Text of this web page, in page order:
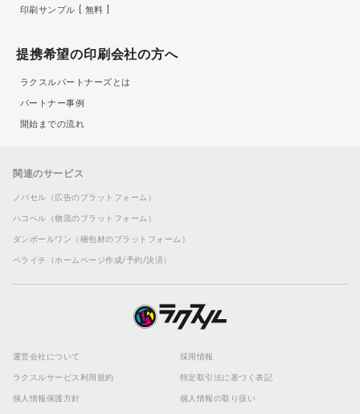
印刷サンプル 無料
提携希望の印刷会社の方へ
ラクスルパートナーズとは
パートナー事例
開始までの流れ
関連のサービス
ノバセル（広告のプラットフォーム）
ハコベル（物流のプラットフォーム）
ダンボールワン（梱包材のプラットフォーム）
ペライチ（ホームページ作成/予約/決済）
運営会社について 採用情報
ラクスルサービス利用規約 特定取引法に基づく表記
個人情報保護方針 個人情報の取り扱い